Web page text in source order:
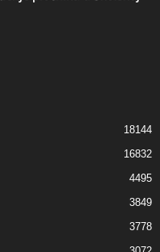
18144
16832
4495
3849
3778